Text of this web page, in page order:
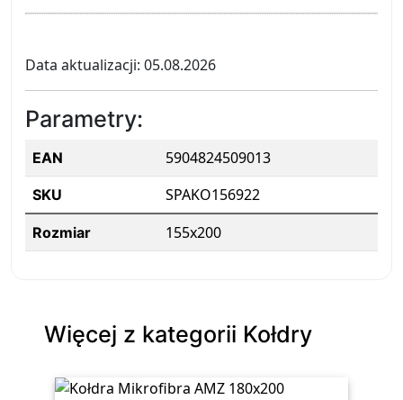
Data aktualizacji: 05.08.2026
Parametry:
EAN 5904824509013
SKU SPAKO156922
Rozmiar 155x200
Więcej z kategorii Kołdry